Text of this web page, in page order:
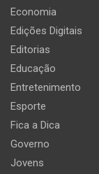
Economia
Edições Digitais
Editorias
Educação
Entretenimento
Esporte
Fica a Dica
Governo
Jovens